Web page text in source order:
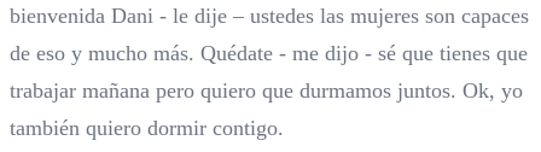
bienvenida Dani - le dije – ustedes las mujeres son capaces
de eso y mucho más. Quédate - me dijo - sé que tienes que
trabajar mañana pero quiero que durmamos juntos. Ok, yo
también quiero dormir contigo.